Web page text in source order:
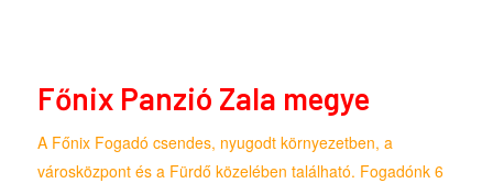
Főnix Panzió Zala megye
A Főnix Fogadó csendes, nyugodt környezetben, a
városközpont és a Fürdő közelében található. Fogadónk 6